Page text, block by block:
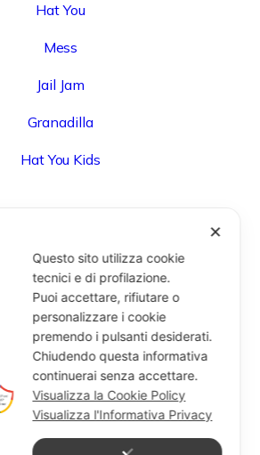
Hat You
Mess
Jail Jam
Granadilla
Hat You Kids
161 (Blocco 32 Centergross) -
di Argelato (BO) - Italy
info@miragesrl.com
+39 051 8651711
✕
Questo sito utilizza cookie
tecnici e di profilazione.
Puoi accettare, rifiutare o
personalizzare i cookie
premendo i pulsanti desiderati.
Chiudendo questa informativa
continuerai senza accettare.
Visualizza la Cookie Policy
Visualizza l'Informativa Privacy